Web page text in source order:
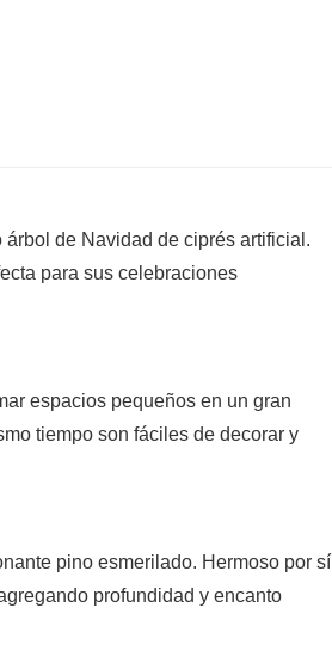
de Navidad de ciprés artificial.
para sus celebraciones
espacios pequeños en un gran
tiempo son fáciles de decorar y
pino esmerilado. Hermoso por sí
profundidad y encanto